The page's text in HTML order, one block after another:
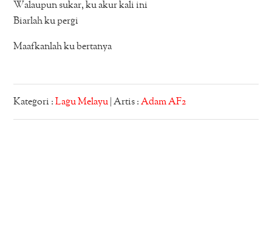
Walaupun sukar, ku akur kali ini
Biarlah ku pergi
Maafkanlah ku bertanya
Kategori :Lagu Melayu | Artis :Adam AF2